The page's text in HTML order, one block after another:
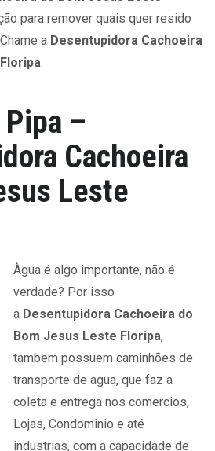
para remover quais quer resido
a Desentupidora Cachoeira
.
–
Cachoeira
Leste
Àgua é algo importante, não é
verdade? Por isso
a Desentupidora Cachoeira do
Bom Jesus Leste Floripa,
tambem possuem caminhões de
transporte de agua, que faz a
coleta e entrega nos comercios,
Lojas, Condominio e até
industrias, com a capacidade de